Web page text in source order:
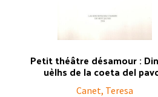
Petit théâtre désamour :
uèlhs de la coeta del
Canet, Teresa